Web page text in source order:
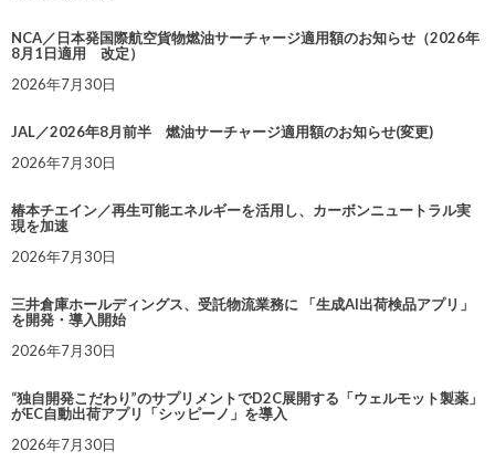
NCA／日本発国際航空貨物燃油サーチャージ適用額のお知らせ（2026年
8月1日適用 改定）
2026年7月30日
JAL／2026年8月前半 燃油サーチャージ適用額のお知らせ(変更)
2026年7月30日
椿本チエイン／再生可能エネルギーを活用し、カーボンニュートラル実
現を加速
2026年7月30日
三井倉庫ホールディングス、受託物流業務に 「生成AI出荷検品アプリ」
を開発・導入開始
2026年7月30日
“独自開発こだわり”のサプリメントでD2C展開する「ウェルモット製薬」
がEC自動出荷アプリ「シッピーノ」を導入
2026年7月30日